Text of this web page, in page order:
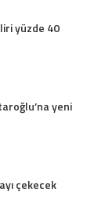
yüzde 40
yeni
çekecek